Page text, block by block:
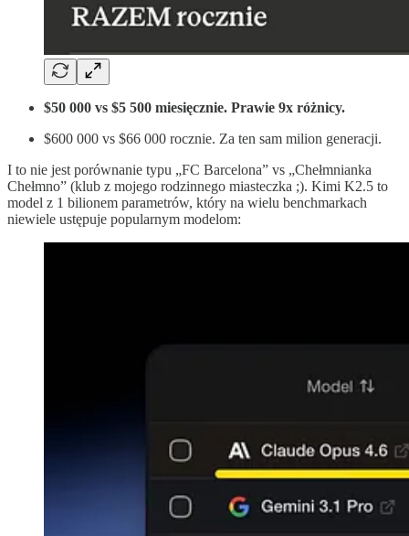
$50 000 vs $5 500 miesięcznie. Prawie 9x różnicy.
$600 000 vs $66 000 rocznie. Za ten sam milion generacji.
I to nie jest porównanie typu „FC Barcelona” vs „Chełmnianka
Chełmno” (klub z mojego rodzinnego miasteczka ;). Kimi K2.5 to
model z 1 bilionem parametrów, który na wielu benchmarkach
niewiele ustępuje popularnym modelom: